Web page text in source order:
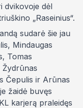
dvikovoje dėl
„Raseinius“.
sudarė šie jau
Mindaugas
Tomas
Žydrūnas
Čepulis ir Arūnas
žaidė buvęs
karjerą praleidęs